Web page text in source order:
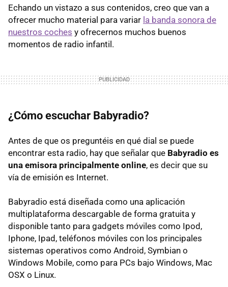
Echando un vistazo a sus contenidos, creo que van a
ofrecer mucho material para variar la banda sonora de
nuestros coches y ofrecernos muchos buenos
momentos de radio infantil.
¿Cómo escuchar Babyradio?
Antes de que os preguntéis en qué dial se puede
encontrar esta radio, hay que señalar que Babyradio es
una emisora principalmente online, es decir que su
vía de emisión es Internet.
Babyradio está diseñada como una aplicación
multiplataforma descargable de forma gratuita y
disponible tanto para gadgets móviles como Ipod,
Iphone, Ipad, teléfonos móviles con los principales
sistemas operativos como Android, Symbian o
Windows Mobile, como para PCs bajo Windows, Mac
OSX o Linux.